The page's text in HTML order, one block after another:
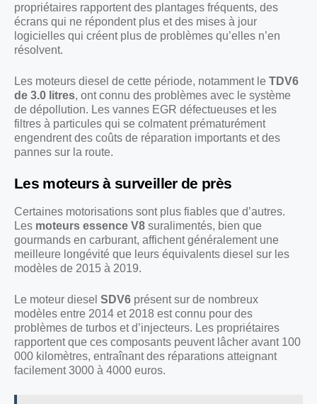
propriétaires rapportent des plantages fréquents, des
écrans qui ne répondent plus et des mises à jour
logicielles qui créent plus de problèmes qu’elles n’en
résolvent.
Les moteurs diesel de cette période, notamment le TDV6
de 3.0 litres, ont connu des problèmes avec le système
de dépollution. Les vannes EGR défectueuses et les
filtres à particules qui se colmatent prématurément
engendrent des coûts de réparation importants et des
pannes sur la route.
Les moteurs à surveiller de près
Certaines motorisations sont plus fiables que d’autres.
Les moteurs essence V8 suralimentés, bien que
gourmands en carburant, affichent généralement une
meilleure longévité que leurs équivalents diesel sur les
modèles de 2015 à 2019.
Le moteur diesel SDV6 présent sur de nombreux
modèles entre 2014 et 2018 est connu pour des
problèmes de turbos et d’injecteurs. Les propriétaires
rapportent que ces composants peuvent lâcher avant 100
000 kilomètres, entraînant des réparations atteignant
facilement 3000 à 4000 euros.